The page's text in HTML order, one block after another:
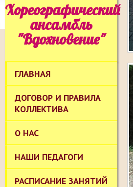
Хореографический
ансамбль
"Вдохновение"
ГЛАВНАЯ
ДОГОВОР И ПРАВИЛА
КОЛЛЕКТИВА
О НАС
НАШИ ПЕДАГОГИ
РАСПИСАНИЕ ЗАНЯТИЙ